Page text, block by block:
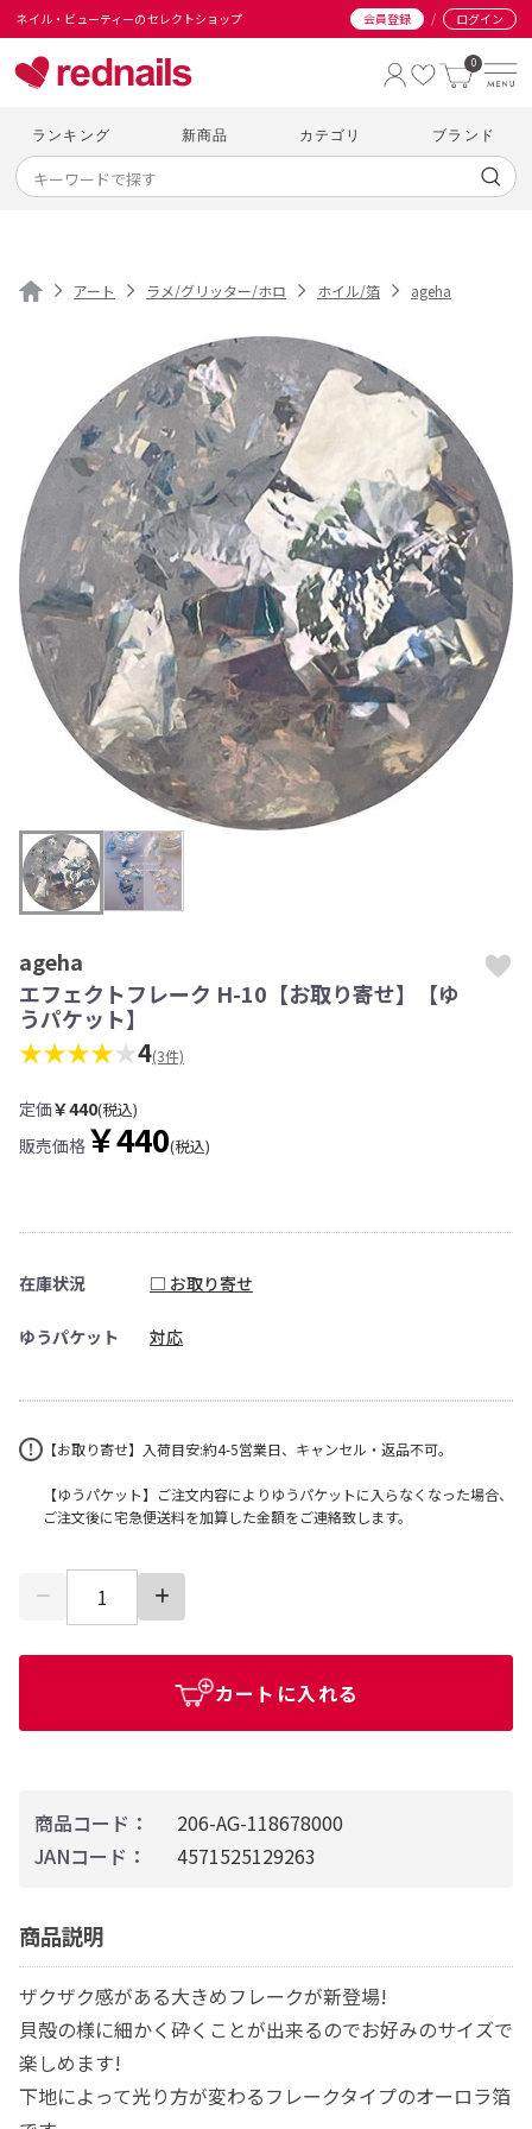
ネイル・ビューティーのセレクトショップ 会員登録 / ログイン
0
ランキング 新商品 カテゴリ ブランド
アート ラメ/グリッター/ホロ ホイル/箔 ageha
商品コード：
206-AG-118678000
JANコード：
4571525129263
商品説明
ザクザク感がある大きめフレークが新登場!
貝殻の様に細かく砕くことが出来るのでお好みのサイズで
楽しめます!
下地によって光り方が変わるフレークタイプのオーロラ箔
ageha
エフェクトフレーク H-10【お取り寄せ】【ゆ
うパケット】
★★★★★4(3件)
定価￥440(税込)
販売価格 ￥440(税込)
在庫状況 □ お取り寄せ
ゆうパケット 対応
【お取り寄せ】入荷目安:約4-5営業日、キャンセル・返品不可。
【ゆうパケット】ご注文内容によりゆうパケットに入らなくなった場合、
ご注文後に宅急便送料を加算した金額をご連絡致します。
カートに入れる